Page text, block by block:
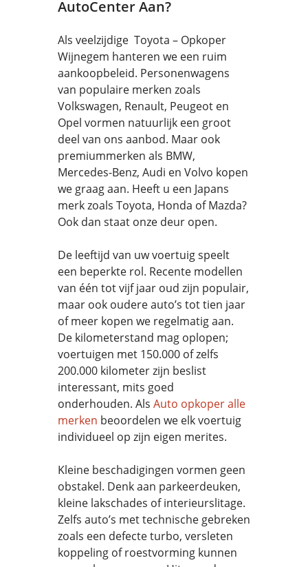
AutoCenter Aan?
Als veelzijdige Toyota – Opkoper
Wijnegem hanteren we een ruim
aankoopbeleid. Personenwagens
van populaire merken zoals
Volkswagen, Renault, Peugeot en
Opel vormen natuurlijk een groot
deel van ons aanbod. Maar ook
premiummerken als BMW,
Mercedes-Benz, Audi en Volvo kopen
we graag aan. Heeft u een Japans
merk zoals Toyota, Honda of Mazda?
Ook dan staat onze deur open.
De leeftijd van uw voertuig speelt
een beperkte rol. Recente modellen
van één tot vijf jaar oud zijn populair,
maar ook oudere auto’s tot tien jaar
of meer kopen we regelmatig aan.
De kilometerstand mag oplopen;
voertuigen met 150.000 of zelfs
200.000 kilometer zijn beslist
interessant, mits goed
onderhouden. Als Auto opkoper alle
merken beoordelen we elk voertuig
individueel op zijn eigen merites.
Kleine beschadigingen vormen geen
obstakel. Denk aan parkeerdeuken,
kleine lakschades of interieurslitage.
Zelfs auto’s met technische gebreken
zoals een defecte turbo, versleten
koppeling of roestvorming kunnen